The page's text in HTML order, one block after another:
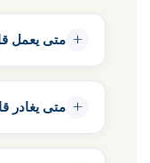
+ متى يعمل
+ متى يغادر